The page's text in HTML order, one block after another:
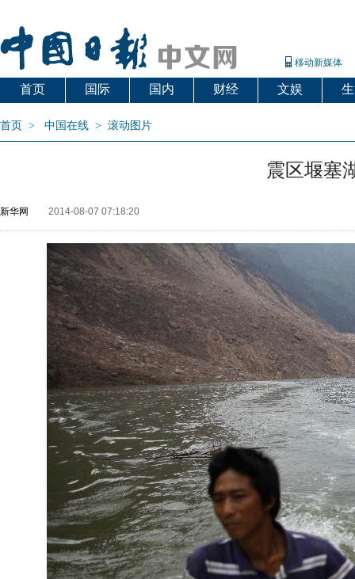
移动新媒体
首页 国际 国内 财经 文娱
首页 > 中国在线 > 滚动图片
震区堰塞
新华网 2014-08-07 07:18:20